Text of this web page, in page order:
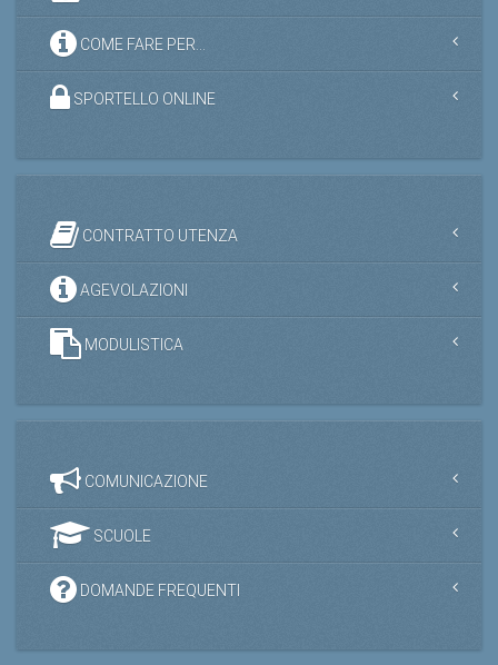
COME FARE PER...
SPORTELLO ONLINE
CONTRATTO UTENZA
AGEVOLAZIONI
MODULISTICA
COMUNICAZIONE
SCUOLE
DOMANDE FREQUENTI